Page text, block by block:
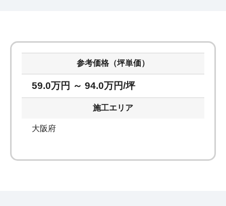
参考価格（坪単価）
59.0万円 ～ 94.0万円/坪
施工エリア
大阪府